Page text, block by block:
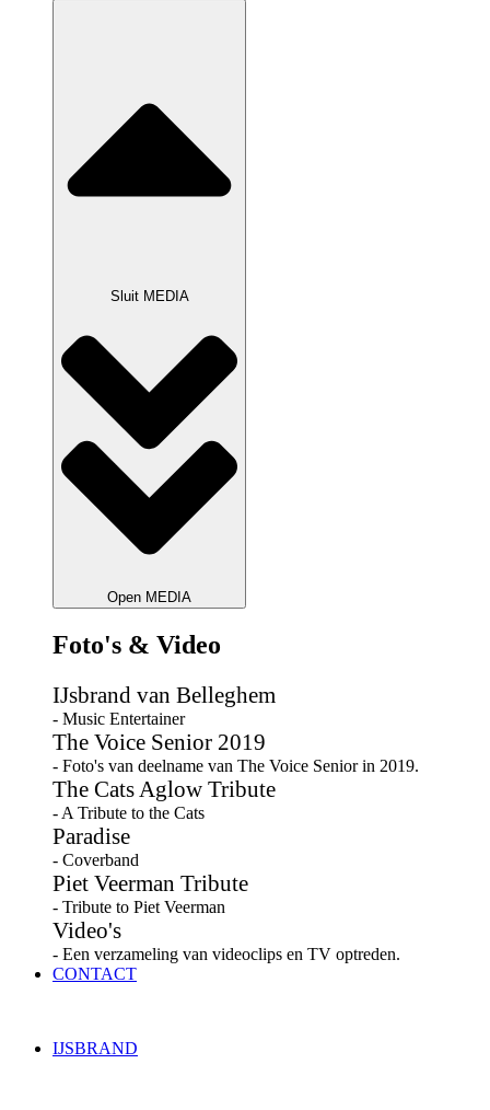
Sluit MEDIA
Open MEDIA
Foto's & Video
IJsbrand van Belleghem
- Music Entertainer
The Voice Senior 2019
- Foto's van deelname van The Voice Senior in 2019.
The Cats Aglow Tribute
- A Tribute to the Cats
Paradise
- Coverband
Piet Veerman Tribute
- Tribute to Piet Veerman
Video's
- Een verzameling van videoclips en TV optreden.
CONTACT
IJSBRAND